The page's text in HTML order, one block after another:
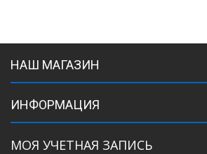
НАШ МАГАЗИН
ИНФОРМАЦИЯ
МОЯ УЧЕТНАЯ ЗАПИСЬ